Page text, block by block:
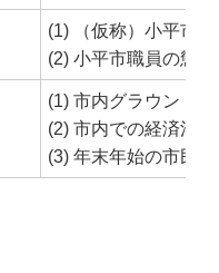
(1) （仮称）小平市
(2) 小平市職員の懲
(1) 市内グラウンド
(2) 市内での経済活
(3) 年末年始の市民